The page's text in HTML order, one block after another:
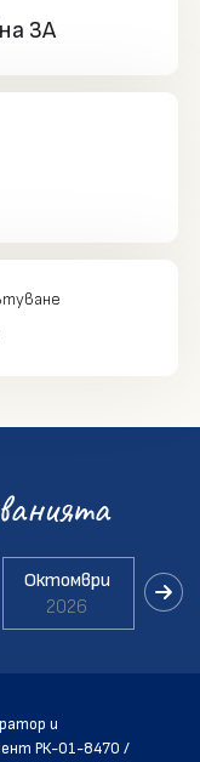
3A
Октомври
2026
и
РК-01-8470 /